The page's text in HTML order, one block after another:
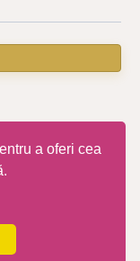
a oferi cea
|Čeština|Dansk